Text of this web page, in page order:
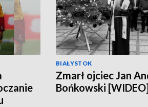
BIAŁYSTOK
Zmarł ojciec Jan
Bońkowski [WIDEO]